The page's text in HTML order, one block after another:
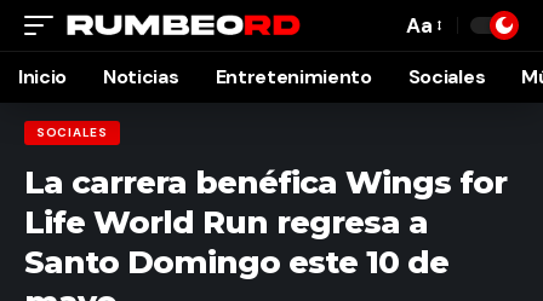
Font
Resizer
Aa
Inicio Noticias Entretenimiento Sociales
SOCIALES
La carrera benéfica Wings for
Life World Run regresa a
Santo Domingo este 10 de